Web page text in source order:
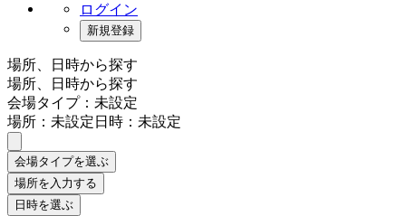
ログイン
新規登録
場所、日時から探す
場所、日時から探す
会場タイプ：未設定
場所：未設定日時：未設定
会場タイプを選ぶ
場所を入力する
日時を選ぶ